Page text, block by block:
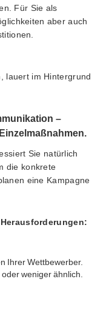
Für Sie als
aber auch
lauert im Hintergrund
–
Sie natürlich
die konkrete
eine Kampagne
Ihrer Wettbewerber.
weniger ähnlich.